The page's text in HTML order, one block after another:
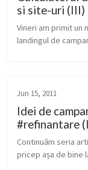
si site-uri (III)
Vineri am primit un
landingul de
Jun 15, 2011
Idei de
#refinantare
Continuăm seria
pricep așa de bine